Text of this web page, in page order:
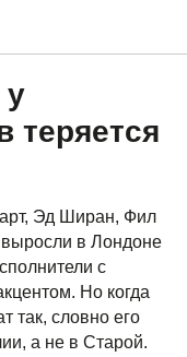
у
теряется
Эд Ширан, Фил
в Лондоне
с
Но когда
так, словно его
а не в Старой.